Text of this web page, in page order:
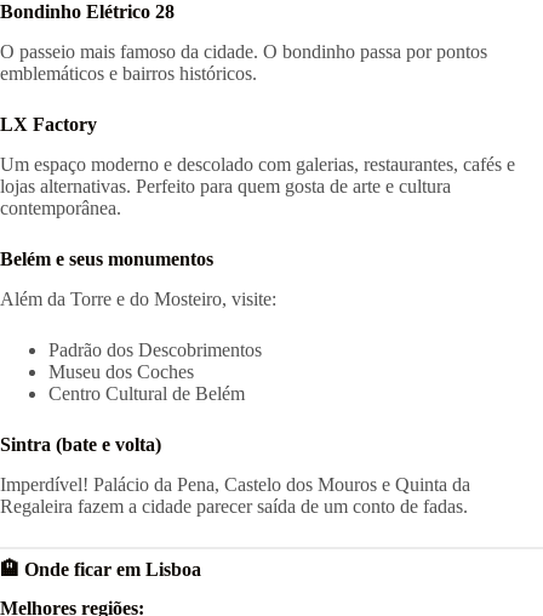
Bondinho Elétrico 28
O passeio mais famoso da cidade. O bondinho passa por pontos
emblemáticos e bairros históricos.
LX Factory
Um espaço moderno e descolado com galerias, restaurantes, cafés e
lojas alternativas. Perfeito para quem gosta de arte e cultura
contemporânea.
Belém e seus monumentos
Além da Torre e do Mosteiro, visite:
Padrão dos Descobrimentos
Museu dos Coches
Centro Cultural de Belém
Sintra (bate e volta)
Imperdível! Palácio da Pena, Castelo dos Mouros e Quinta da
Regaleira fazem a cidade parecer saída de um conto de fadas.
🏨 Onde ficar em Lisboa
Melhores regiões: